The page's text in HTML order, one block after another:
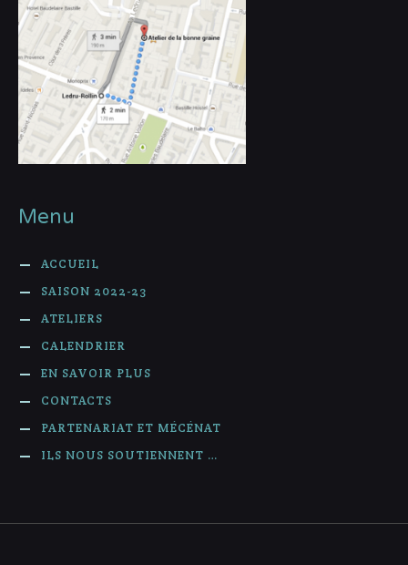
Menu
ACCUEIL
SAISON 2022-23
ATELIERS
CALENDRIER
EN SAVOIR PLUS
CONTACTS
PARTENARIAT ET MÉCÉNAT
ILS NOUS SOUTIENNENT …